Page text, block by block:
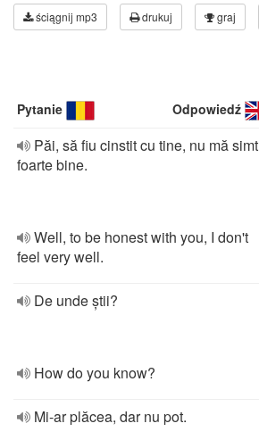
ściągnij mp3 drukuj graj
Pytanie Odpowiedź
Păi, să fiu cinstit cu tine, nu mă simt
foarte bine.
Well, to be honest with you, I don't
feel very well.
De unde știi?
How do you know?
Mi-ar plăcea, dar nu pot.